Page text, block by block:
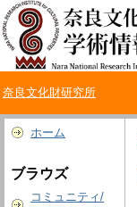
奈良文化財研究所
ホーム
ブラウズ
コミュニティ/